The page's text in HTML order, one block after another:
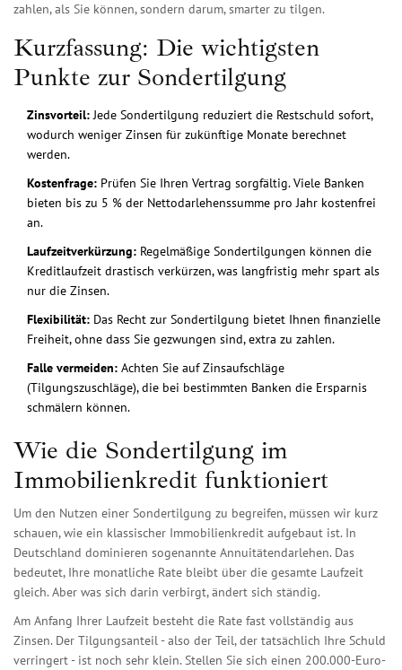
zahlen, als Sie können, sondern darum, smarter zu tilgen.
Kurzfassung: Die wichtigsten
Punkte zur Sondertilgung
Zinsvorteil:Jede Sondertilgung reduziert die Restschuld sofort,
wodurch weniger Zinsen für zukünftige Monate berechnet
werden.
Kostenfrage: Prüfen Sie Ihren Vertrag sorgfältig. Viele Banken
bieten bis zu 5 % der Nettodarlehenssumme pro Jahr kostenfrei
an.
Laufzeitverkürzung: Regelmäßige Sondertilgungen können die
Kreditlaufzeit drastisch verkürzen, was langfristig mehr spart als
nur die Zinsen.
Flexibilität: Das Recht zur Sondertilgung bietet Ihnen finanzielle
Freiheit, ohne dass Sie gezwungen sind, extra zu zahlen.
Falle vermeiden: Achten Sie auf Zinsaufschläge
(Tilgungszuschläge), die bei bestimmten Banken die Ersparnis
schmälern können.
Wie die Sondertilgung im
Immobilienkredit funktioniert
Um den Nutzen einer Sondertilgung zu begreifen, müssen wir kurz
schauen, wie ein klassischer Immobilienkredit aufgebaut ist. In
Deutschland dominieren sogenannte Annuitätendarlehen. Das
bedeutet, Ihre monatliche Rate bleibt über die gesamte Laufzeit
gleich. Aber was sich darin verbirgt, ändert sich ständig.
Am Anfang Ihrer Laufzeit besteht die Rate fast vollständig aus
Zinsen. Der Tilgungsanteil - also der Teil, der tatsächlich Ihre Schuld
verringert - ist noch sehr klein. Stellen Sie sich einen 200.000-Euro-